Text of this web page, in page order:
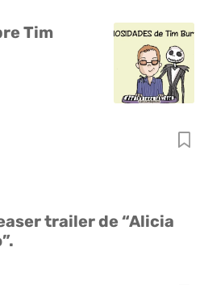
Tim
trailer de “Alicia